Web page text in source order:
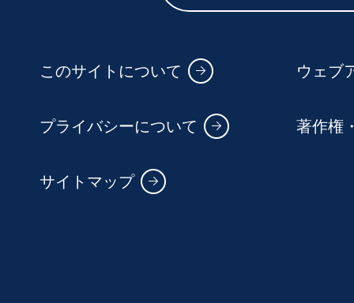
このサイトについて ウェブ
プライバシーについて 著作権
サイトマップ